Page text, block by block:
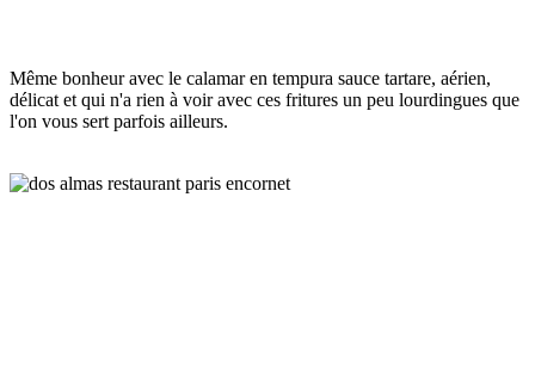
Même bonheur avec le calamar en tempura sauce tartare, aérien,
délicat et qui n'a rien à voir avec ces fritures un peu lourdingues que
l'on vous sert parfois ailleurs.